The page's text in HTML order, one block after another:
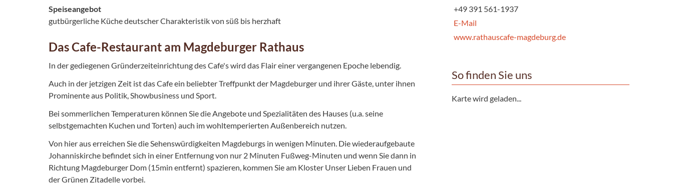
Speiseangebot
gutbürgerliche Küche deutscher Charakteristik von süß bis herzhaft
Das Cafe-Restaurant am Magdeburger Rathaus
In der gediegenen Gründerzeiteinrichtung des Cafe's wird das Flair einer vergangenen Epoche lebendig.
Auch in der jetzigen Zeit ist das Cafe ein beliebter Treffpunkt der Magdeburger und ihrer Gäste, unter ihnen
Prominente aus Politik, Showbusiness und Sport.
Bei sommerlichen Temperaturen können Sie die Angebote und Spezialitäten des Hauses (u.a. seine
selbstgemachten Kuchen und Torten) auch im wohltemperierten Außenbereich nutzen.
Von hier aus erreichen Sie die Sehenswürdigkeiten Magdeburgs in wenigen Minuten. Die wiederaufgebaute
Johanniskirche befindet sich in einer Entfernung von nur 2 Minuten Fußweg-Minuten und wenn Sie dann in
Richtung Magdeburger Dom (15min entfernt) spazieren, kommen Sie am Kloster Unser Lieben Frauen und
der Grünen Zitadelle vorbei.
+49 391 561-1937
E-Mail
www.rathauscafe-magdeburg.de
So finden Sie uns
Karte wird geladen...